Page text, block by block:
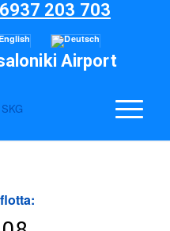
203 703
Airport